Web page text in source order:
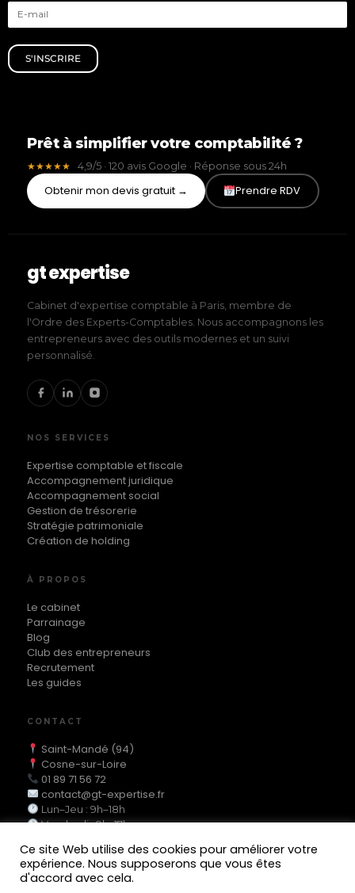
S'INSCRIRE
Prêt à simplifier votre comptabilité ?
★★★★★ 4,9/5 · 120 avis Google · Réponse sous 24h
Obtenir mon devis gratuit → Prendre RDV
gt expertise
Cabinet d'expertise comptable à Paris, membre de
l'Ordre des Experts-Comptables. Nous accompagnons les
entrepreneurs avec des outils modernes et un suivi
personnalisé.
NOS SERVICES
Expertise comptable et fiscale
Accompagnement juridique
Accompagnement social
Gestion de trésorerie
Stratégie patrimoniale
Création de holding
À PROPOS
Le cabinet
Parrainage
Blog
Club des entrepreneurs
Recrutement
Les guides
CONTACT
Saint-Mandé (94)
Cosne-sur-Loire
01 89 71 56 72
contact@gt-expertise.fr
Lun–Jeu : 9h–18h
Vendredi : 9h–17h
MEMBRE DE L'ORDRE DES EXPERTS-COMPTABLES
Ce site Web utilise des cookies pour améliorer votre
expérience. Nous supposerons que vous êtes
d'accord avec cela.